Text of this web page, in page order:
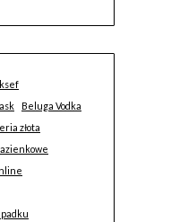
Beluga Vodka
złota